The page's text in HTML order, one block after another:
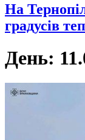
На
градусів
День: